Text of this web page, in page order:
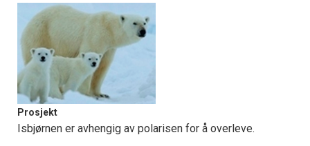
Prosjekt
Isbjørnen er avhengig av polarisen for å overleve.